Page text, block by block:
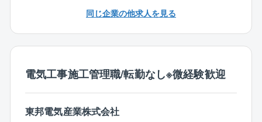
【建物内部での業務】
◎生産設備のための電気工事
◎照明工事・放送設備工事・自動火災報知設備
◎変電設備工事
同じ企業の他求人を見る
電気工事施工管理職/転勤なし※微経験歓迎
東邦電気産業株式会社